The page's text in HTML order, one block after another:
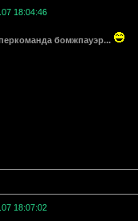
18:04:46
бомжпауэр...
18:07:02